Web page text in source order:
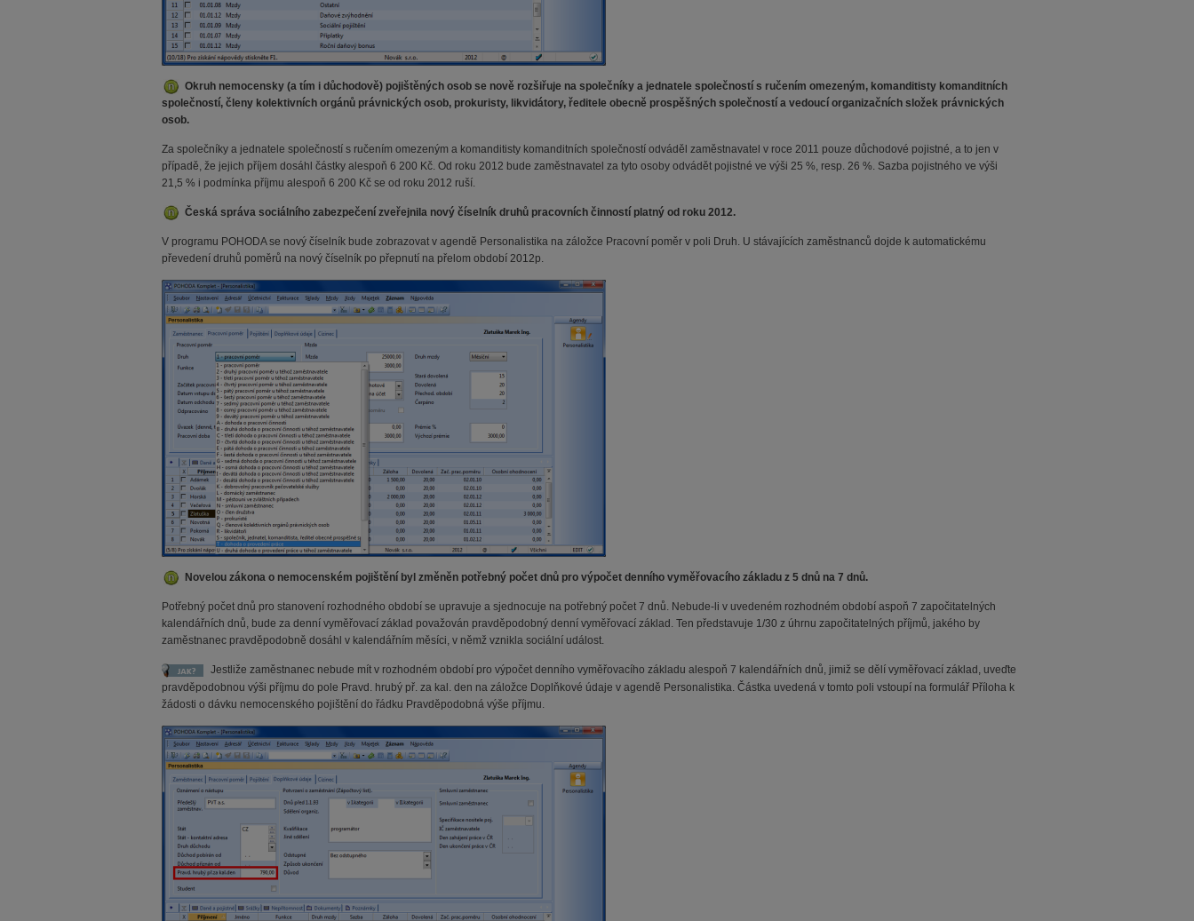
Okruh nemocensky (a tím i důchodově) pojištěných osob se nově rozšiřuje na společníky a jednatele společností s ručením omezeným, komanditisty komanditních
společností, členy kolektivních orgánů právnických osob, prokuristy, likvidátory, ředitele obecně prospěšných společností a vedoucí organizačních složek právnických
osob.
Za společníky a jednatele společností s ručením omezeným a komanditisty komanditních společností odváděl zaměstnavatel v roce 2011 pouze důchodové pojistné, a to jen v
případě, že jejich příjem dosáhl částky alespoň 6 200 Kč. Od roku 2012 bude zaměstnavatel za tyto osoby odvádět pojistné ve výši 25 %, resp. 26 %. Sazba pojistného ve výši
21,5 % i podmínka příjmu alespoň 6 200 Kč se od roku 2012 ruší.
Česká správa sociálního zabezpečení zveřejnila nový číselník druhů pracovních činností platný od roku 2012.
V programu POHODA se nový číselník bude zobrazovat v agendě Personalistika na záložce Pracovní poměr v poli Druh. U stávajících zaměstnanců dojde k automatickému
převedení druhů poměrů na nový číselník po přepnutí na přelom období 2012p.
Novelou zákona o nemocenském pojištění byl změněn potřebný počet dnů pro výpočet denního vyměřovacího základu z 5 dnů na 7 dnů.
Potřebný počet dnů pro stanovení rozhodného období se upravuje a sjednocuje na potřebný počet 7 dnů. Nebude-li v uvedeném rozhodném období aspoň 7 započitatelných
kalendářních dnů, bude za denní vyměřovací základ považován pravděpodobný denní vyměřovací základ. Ten představuje 1/30 z úhrnu započitatelných příjmů, jakého by
zaměstnanec pravděpodobně dosáhl v kalendářním měsíci, v němž vznikla sociální událost.
Jestliže zaměstnanec nebude mít v rozhodném období pro výpočet denního vyměřovacího základu alespoň 7 kalendářních dnů, jimiž se dělí vyměřovací základ, uveďte
pravděpodobnou výši příjmu do pole Pravd. hrubý př. za kal. den na záložce Doplňkové údaje v agendě Personalistika. Částka uvedená v tomto poli vstoupí na formulář Příloha k
žádosti o dávku nemocenského pojištění do řádku Pravděpodobná výše příjmu.